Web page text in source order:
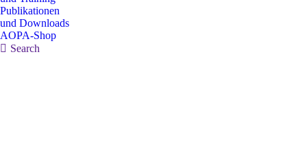
Publikationen
und Downloads
AOPA-Shop
Search:
Search